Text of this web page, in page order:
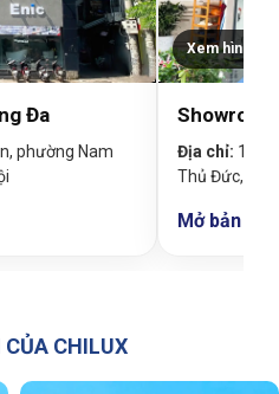
Đa
phường Nam
Xem hình
Địa chỉ: 19
Thủ Đức,
Mở bản đồ
CHILUX